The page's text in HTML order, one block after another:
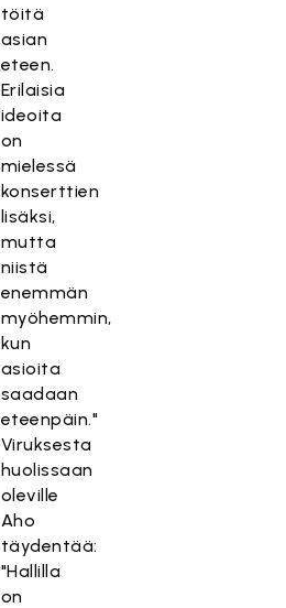
töitä
asian
eteen.
Erilaisia
ideoita
on
mielessä
konserttien
lisäksi,
mutta
niistä
enemmän
myöhemmin,
kun
asioita
saadaan
eteenpäin."
Viruksesta
huolissaan
oleville
Aho
täydentää:
"Hallilla
on